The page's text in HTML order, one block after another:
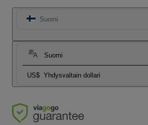
Suomi
Suomi
US$ Yhdysvaltain dollari